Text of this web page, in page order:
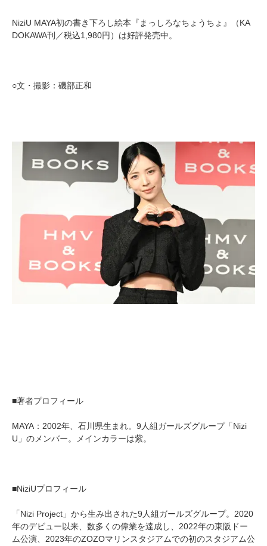
NiziU MAYA初の書き下ろし絵本『まっしろなちょうちょ』（KA
DOKAWA刊／税込1,980円）は好評発売中。
○文・撮影：磯部正和
■著者プロフィール
MAYA：2002年、石川県生まれ。9人組ガールズグループ「Nizi
U」のメンバー。メインカラーは紫。
■NiziUプロフィール
「Nizi Project」から生み出された9人組ガールズグループ。2020
年のデビュー以来、数多くの偉業を達成し、2022年の東阪ドー
ム公演、2023年のZOZOマリンスタジアムでの初のスタジアム公